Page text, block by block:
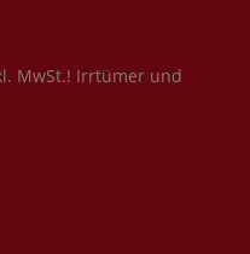
MwSt.! Irrtümer und